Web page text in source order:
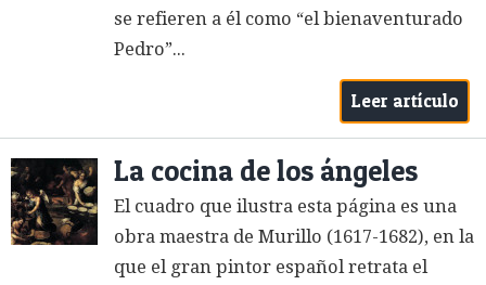
se refieren a él como “el bienaventurado
Pedro”...
Leer artículo
La cocina de los ángeles
El cuadro que ilustra esta página es una
obra maestra de Murillo (1617-1682), en la
que el gran pintor español retrata el